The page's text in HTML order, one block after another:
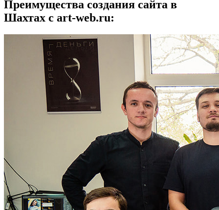
Преимущества создания сайта в
Шахтах с art-web.ru: